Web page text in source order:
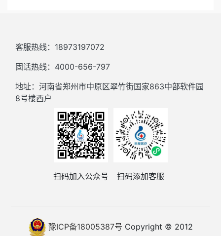
客服热线：18973197072
固话热线：4000-656-797
地址：河南省郑州市中原区翠竹街国家863中部软件园
8号楼西户
扫码加入公众号 扫码添加客服
豫ICP备18005387号 Copyright © 2012